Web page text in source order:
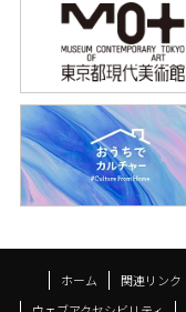
ホーム 関連リンク